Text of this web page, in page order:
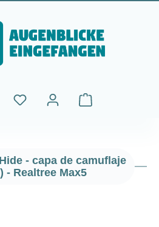
El carrito de
- capa de camuflaje
- Realtree Max5